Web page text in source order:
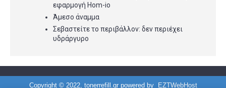
εφαρμογή Hom-io
Άμεσο άναμμα
Σεβαστείτε το περιβάλλον: δεν περιέχει
υδράργυρο
Copyright © 2022, tonerrefill.gr powered by EZTWebHost